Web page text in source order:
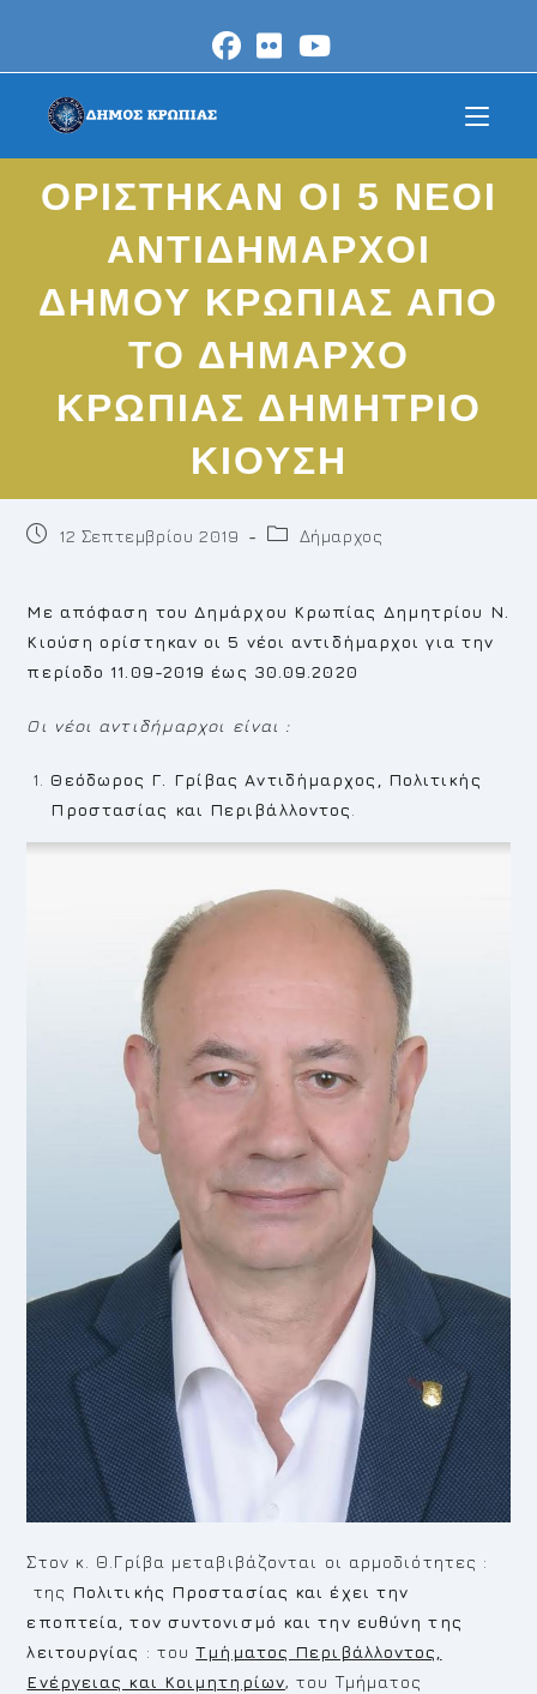
content
ΟΡΙΣΤΗΚΑΝ ΟΙ 5 ΝΕΟΙ
ΑΝΤΙΔΗΜΑΡΧΟΙ
ΔΗΜΟΥ ΚΡΩΠΙΑΣ ΑΠΟ
ΤΟ ΔΗΜΑΡΧΟ
ΚΡΩΠΙΑΣ ΔΗΜΗΤΡΙΟ
ΚΙΟΥΣΗ
Post12 Σεπτεμβρίου 2019
PostΔήμαρχος
Με απόφαση του Δημάρχου Κρωπίας Δημητρίου Ν.
Κιούση ορίστηκαν οι 5 νέοι αντιδήμαρχοι για την
περίοδο 11.09-2019 έως 30.09.2020
Οι νέοι αντιδήμαρχοι είναι :
Θεόδωρος Γ. Γρίβας Aντιδήμαρχος,
Πολιτικής
Προστασίας και Περιβάλλοντος
Στον κ. Θ.Γρίβα μεταβιβάζονται οι αρμοδιότητες :
της Πολιτικής Προστασίας και έχει την
εποπτεία, τον συντονισμό και την ευθύνη της
λειτουργίας : τουΤμήματος Περιβάλλοντος,
Ενέργειας και Κοιμητηρίων, του Τμήματος